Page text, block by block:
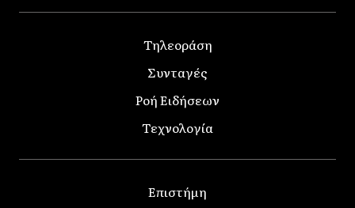
Τηλεοράση
Συνταγές
Ροή Ειδήσεων
Τεχνολογία
Επιστήμη